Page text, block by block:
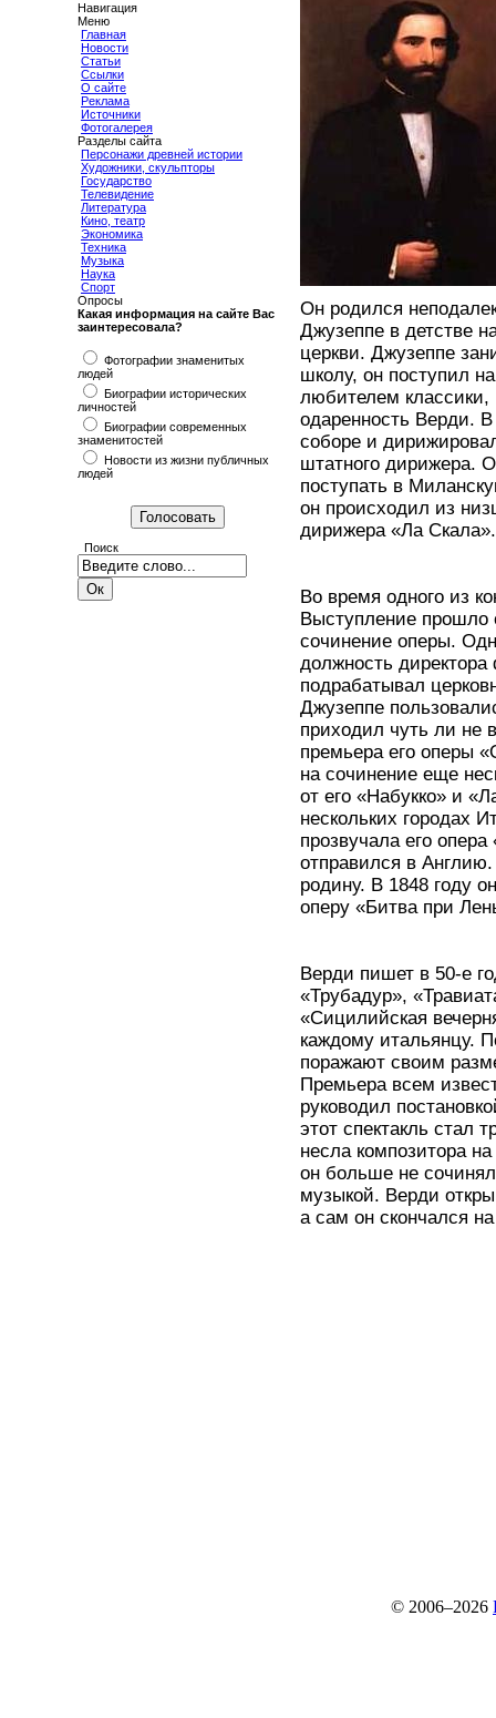
Навигация
Меню
Главная
Новости
Статьи
Ссылки
О сайте
Реклама
Источники
Фотогалерея
Разделы сайта
Персонажи древней истории
Художники, скульпторы
Государство
Телевидение
Литература
Кино, театр
Экономика
Техника
Музыка
Наука
Спорт
Опросы
Какая информация на сайте Вас
заинтересовала?
Фотографии знаменитых
людей
Биографии исторических
личностей
Биографии современных
знаменитостей
Новости из жизни публичных
людей
Поиск
Он родился
Джузеппе в детстве
церкви. Джузеппе
школу, он поступил
любителем классики,
одаренность Верди. В
соборе и
штатного дирижера.
поступать в
он происходил из
дирижера «Ла Скала».
Во время одного из
Выступление прошло
сочинение оперы.
должность
подрабатывал
Джузеппе
приходил чуть ли не
премьера его оперы
на сочинение еще
от его «Набукко» и
нескольких городах
прозвучала его
отправился в
родину. В 1848 году
оперу «Битва при
Верди пишет в 50-е
«Трубадур»,
«Сицилийская
каждому итальянцу.
поражают своим
Премьера всем
руководил
этот спектакль стал
несла композитора
он больше не
музыкой. Верди
а сам он скончался
© 2006–2026